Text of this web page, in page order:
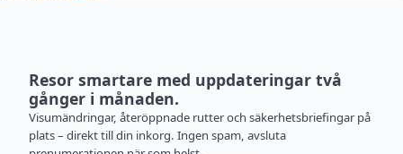
Resor smartare med uppdateringar två
gånger i månaden.
Visumändringar, återöppnade rutter och säkerhetsbriefingar på
plats – direkt till din inkorg. Ingen spam, avsluta